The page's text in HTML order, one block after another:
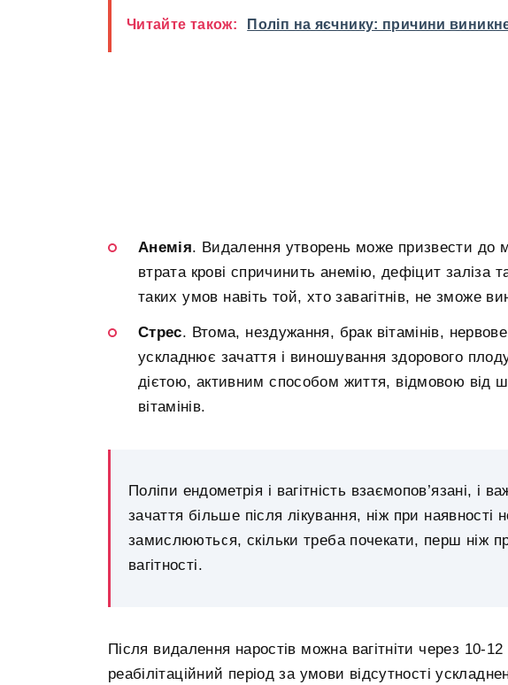
Читайте також: Поліп на яєчнику: причини
Анемія. Видалення утворень може призвести до
втрата крові спричинить анемію, дефіцит заліза
таких умов навіть той, хто завагітнів, не зможе
Стрес. Втома, нездужання, брак вітамінів,
ускладнює зачаття і виношування здорового
дієтою, активним способом життя, відмовою від
вітамінів.
Поліпи ендометрія і вагітність взаємопов’язані, і
зачаття більше після лікування, ніж при наявності
замислюються, скільки треба почекати, перш ніж
вагітності.
Після видалення наростів можна вагітніти через 10-
реабілітаційний період за умови відсутності